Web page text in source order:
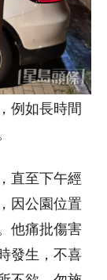
例如長時間
直至下午經
因公園位置
他痛批傷害
發生，不喜